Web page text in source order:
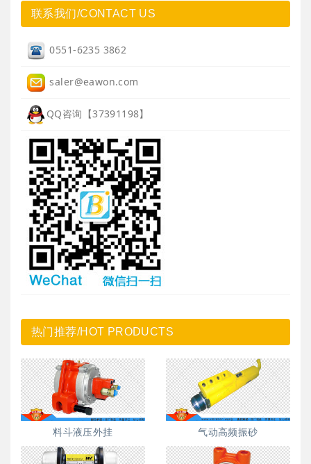
联系我们/CONTACT US
0551-6235 3862
saler@eawon.com
QQ咨询【37391198】
热门推荐/HOT PRODUCTS
料斗液压外挂 气动高频振砂